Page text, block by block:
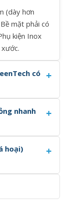
(dày hơn
mặt phải có
kiện Inox
có
nhanh
hoại)